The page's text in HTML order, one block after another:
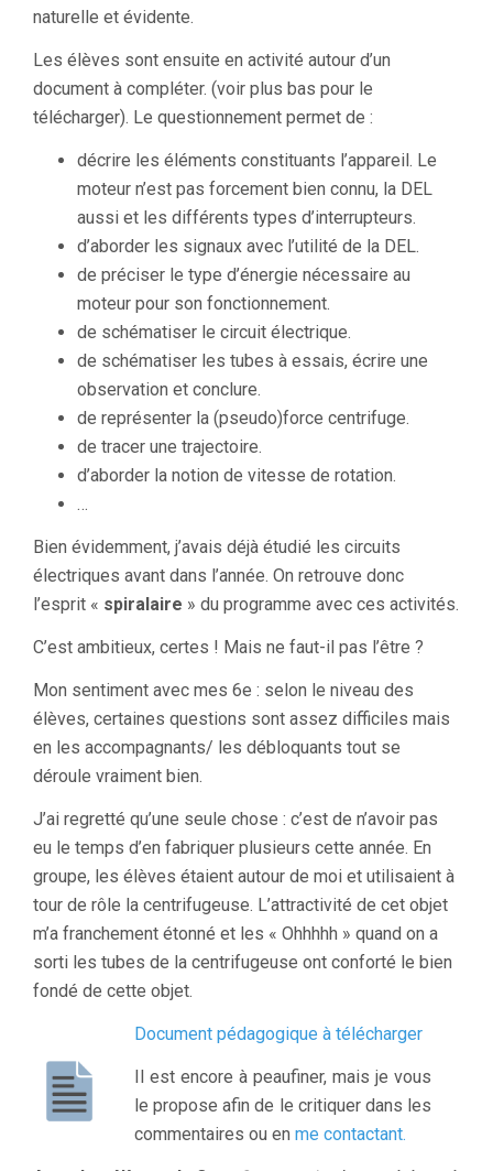
naturelle et évidente.
Les élèves sont ensuite en activité autour d’un
document à compléter. (voir plus bas pour le
télécharger). Le questionnement permet de :
décrire les éléments constituants l’appareil. Le
moteur n’est pas forcement bien connu, la DEL
aussi et les différents types d’interrupteurs.
d’aborder les signaux avec l’utilité de la DEL.
de préciser le type d’énergie nécessaire au
moteur pour son fonctionnement.
de schématiser le circuit électrique.
de schématiser les tubes à essais, écrire une
observation et conclure.
de représenter la (pseudo)force centrifuge.
de tracer une trajectoire.
d’aborder la notion de vitesse de rotation.
…
Bien évidemment, j’avais déjà étudié les circuits
électriques avant dans l’année. On retrouve donc
l’esprit « spiralaire » du programme avec ces activités.
C’est ambitieux, certes ! Mais ne faut-il pas l’être ?
Mon sentiment avec mes 6e : selon le niveau des
élèves, certaines questions sont assez difficiles mais
en les accompagnants/ les débloquants tout se
déroule vraiment bien.
J’ai regretté qu’une seule chose : c’est de n’avoir pas
eu le temps d’en fabriquer plusieurs cette année. En
groupe, les élèves étaient autour de moi et utilisaient à
tour de rôle la centrifugeuse. L’attractivité de cet objet
m’a franchement étonné et les « Ohhhhh » quand on a
sorti les tubes de la centrifugeuse ont conforté le bien
fondé de cette objet.
Document pédagogique à télécharger
Il est encore à peaufiner, mais je vous
le propose afin de le critiquer dans les
commentaires ou en me contactant.